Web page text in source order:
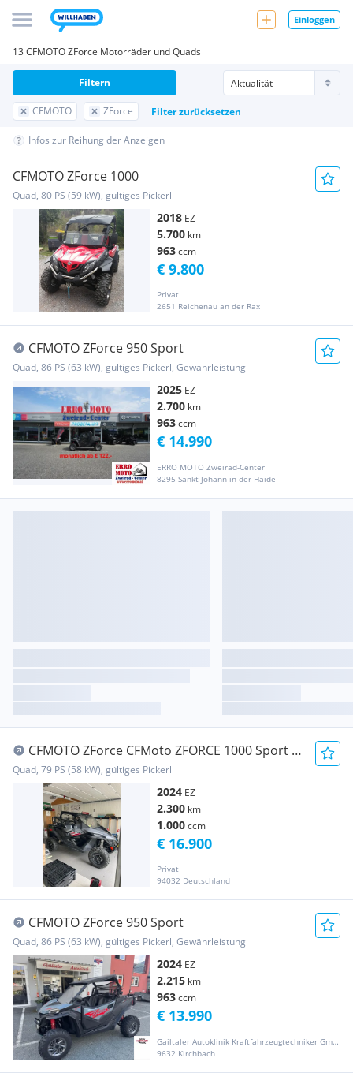
Einloggen
13 CFMOTO ZForce Motorräder und Quads
CFMOTO ZForce Filter zurücksetzen
Filtern
Infos zur Reihung der Anzeigen
CFMOTO ZForce 1000
Quad, 80 PS (59 kW), gültiges Pickerl
2018 EZ
5.700 km
963ccm
Privat
2651 Reichenau an der Rax
€ 9.800
CFMOTO ZForce 950 Sport
Quad, 86 PS (63 kW), gültiges Pickerl, Gewährleistung
2025 EZ
2.700 km
963ccm
ERRO MOTO Zweirad-Center
8295 Sankt Johann in der Haide
€ 14.990
CFMOTO ZForce CFMoto ZFORCE 1000 Sport -
nur 2300 KM KD NEU
Quad, 79 PS (58 kW), gültiges Pickerl
2024 EZ
2.300 km
1.000ccm
Privat
94032 Deutschland
€ 16.900
CFMOTO ZForce 950 Sport
Quad, 86 PS (63 kW), gültiges Pickerl, Gewährleistung
2024 EZ
2.215 km
963ccm
Gailtaler Autoklinik Kraftfahrzeugtechniker GmbH
9632 Kirchbach
€ 13.990